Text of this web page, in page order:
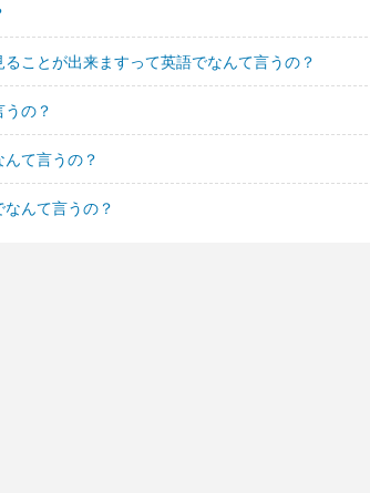
ことが出来ますって英語でなんて言うの？
の？
て言うの？
んて言うの？